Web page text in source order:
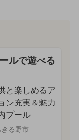
ルで遊べる
と楽しめるア
ン充実＆魅力
プール
る野市